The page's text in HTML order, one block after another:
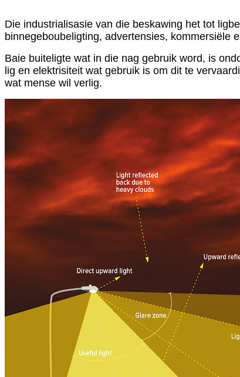
Die industrialisasie van die beskawing het tot
binnegeboubeligting, advertensies, kommersiële
Baie buiteligte wat in die nag gebruik word, is
lig en elektrisiteit wat gebruik is om dit te
wat mense wil verlig.